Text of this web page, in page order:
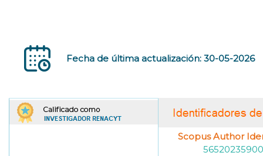
Fecha de última actualización: 30-05-2026
Scopus Author
56520235900